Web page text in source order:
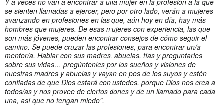
Y a veces no van a encontrar a una mujer en la profesión a la que
se sienten llamadas a ejercer, pero por otro lado, verán a mujeres
avanzando en profesiones en las que, aún hoy en día, hay más
hombres que mujeres. De esas mujeres con experiencia, las que
son más jóvenes, pueden encontrar consejos de cómo seguir el
camino. Se puede cruzar las profesiones, para encontrar un/a
mentor/a. Hablar con sus madres, abuelas, tías y preguntarles
sobre sus vidas… pregúntenles por los sueños y visiones de
nuestras madres y abuelas y vayan en pos de los suyos y estén
confiadas de que Dios estará con ustedes, porque Dios nos crea a
todos/as y nos provee de ciertos dones y de un llamado para cada
una, así que no tengan miedo".